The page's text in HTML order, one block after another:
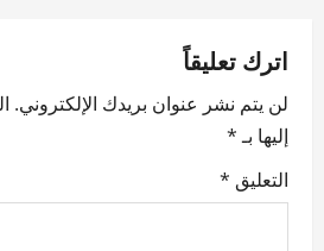
v
i
g
a
اترك تعليقاً
لن يتم نشر عنوان بريدك الإلكتروني.
إليها بـ*
التعليق *